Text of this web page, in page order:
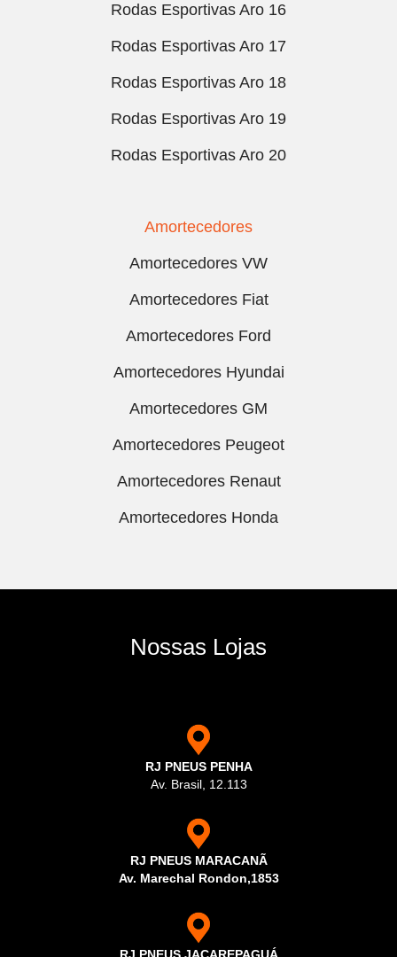
Rodas Esportivas Aro 16
Rodas Esportivas Aro 17
Rodas Esportivas Aro 18
Rodas Esportivas Aro 19
Rodas Esportivas Aro 20
Amortecedores
Amortecedores VW
Amortecedores Fiat
Amortecedores Ford
Amortecedores Hyundai
Amortecedores GM
Amortecedores Peugeot
Amortecedores Renaut
Amortecedores Honda
Nossas Lojas
RJ PNEUS PENHA
Av. Brasil, 12.113
RJ PNEUS MARACANÃ
Av. Marechal Rondon,1853